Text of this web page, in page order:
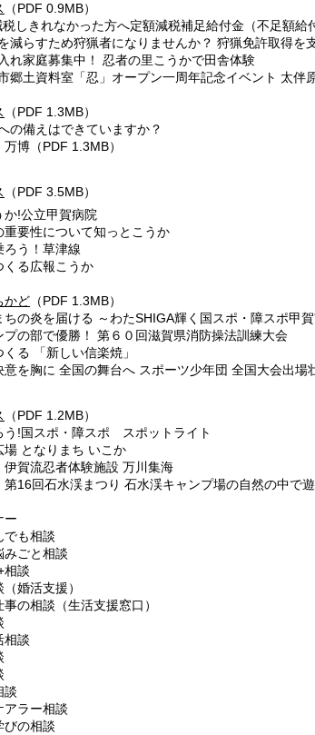
（PDF 0.9MB）
しきれなかった方へ定額減税補足給付金（不足額給
減らすため狩猟者になりませんか？ 狩猟免許取得を
れ家庭募集中！ 忍者の里こうかで田舎体験
郷土資料室「忍」オープン一周年記念イベント 太伴
（PDF 1.3MB）
の備えはできていますか？
博（PDF 1.3MB）
（PDF 3.5MB）
か!公立甲賀病院
要性について知っとこうか
ろう！草津線
くる広報こうか
かど （PDF 1.3MB）
の炎を届ける ～わたSHIGA輝く国スポ・障スポ甲
の部で優勝！ 第６０回滋賀県消防操法訓練大会
る 「新しい信楽焼」
を胸に 全国の舞台へ スポーツ少年団 全国大会出場
（PDF 1.2MB）
う!国スポ・障スポ スポットライト
場 となりまち いこか
賀流忍者体験施設 万川集海
16回石水渓まつり 石水渓キャンプ場の自然の中で遊
ー
も相談
ごと相談
談
婚活支援）
の相談（生活支援窓口）
談
談
ラー相談
の相談